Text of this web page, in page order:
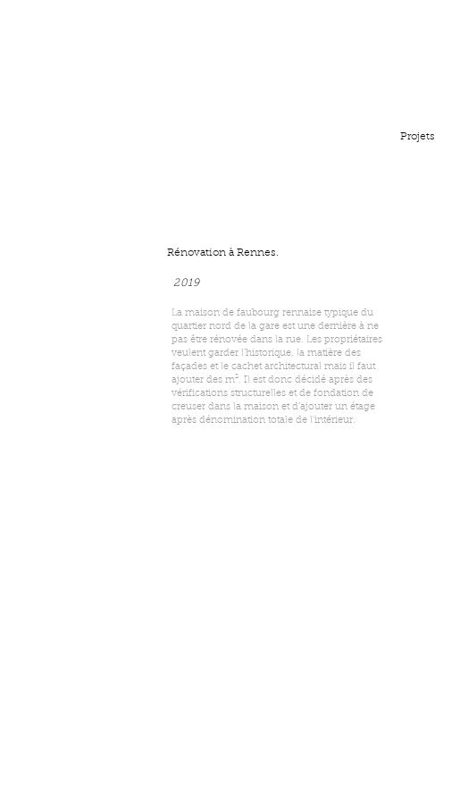
Projets
2019
Rénovation à Rennes.
La maison de faubourg rennaise typique du
quartier nord de la gare est une dernière à ne
pas être rénovée dans la rue. Les propriétaires
veulent garder l'historique, la matière des
façades et le cachet architectural mais il faut
ajouter des m². Il est donc décidé après des
vérifications structurelles et de fondation de
creuser dans la maison et d’ajouter un étage
après dénomination totale de l'intérieur.